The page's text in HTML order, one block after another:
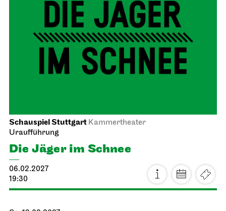
Schauspiel Stuttgart Kammertheater
Uraufführung
Die Jäger im Schnee
06.02.2027
19:30